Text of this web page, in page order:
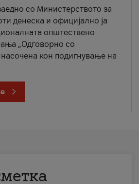
со Министерството за
денеска и официјално ја
општествено
„Одговорно со
насочена кон подигнување на